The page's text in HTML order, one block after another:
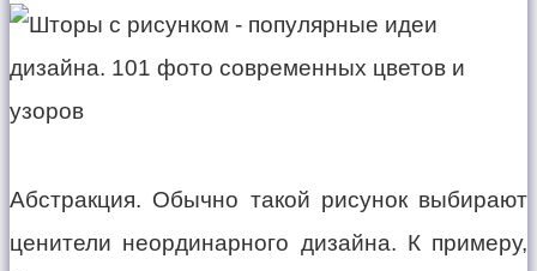
Абстракция. Обычно такой рисунок выбирают
ценители неординарного дизайна. К примеру,